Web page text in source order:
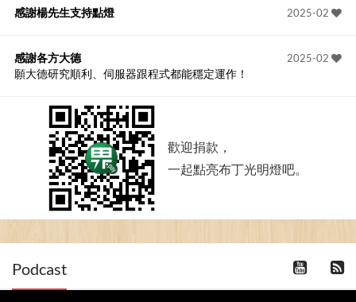
2025-02
感謝楊先生支持點燈
2025-02
感謝各方大德
願大德研究順利、伺服器跟程式都能穩定運作！
歡迎捐款，
一起點亮布丁光明燈吧。
Podcast